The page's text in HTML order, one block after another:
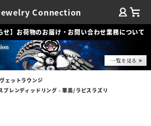
Connection
せ】お荷物のお届け・お問い合わせ業務について
ェットラウンジ
プレンディッドリング - 華美/ラピスラズリ